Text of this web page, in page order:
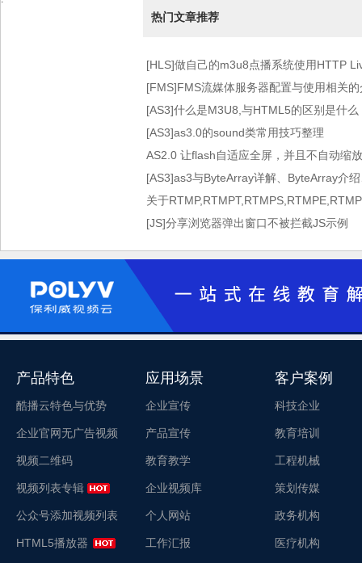
热门文章推荐
[HLS]做自己的m3u8点播系统使用HTTP
术）
[FMS]FMS流媒体服务器配置与使用相关的
[AS3]什么是M3U8,与HTML5的区别是什么
[AS3]as3.0的sound类常用技巧整理
AS2.0 让flash自适应全屏，并且不自动缩放
[AS3]as3与ByteArray详解、ByteArray介
关于
[JS]分享浏览器弹出窗口不被拦截JS示例
产品特色
酷播云特色与优势
企业官网无广告视频
视频二维码
视频列表专辑
公众号添加视频列表
HTML5播放器
应用场景
企业宣传
产品宣传
教育教学
企业视频库
个人网站
工作汇报
客户案例
科技企业
教育培训
工程机械
策划传媒
政务机构
医疗机构